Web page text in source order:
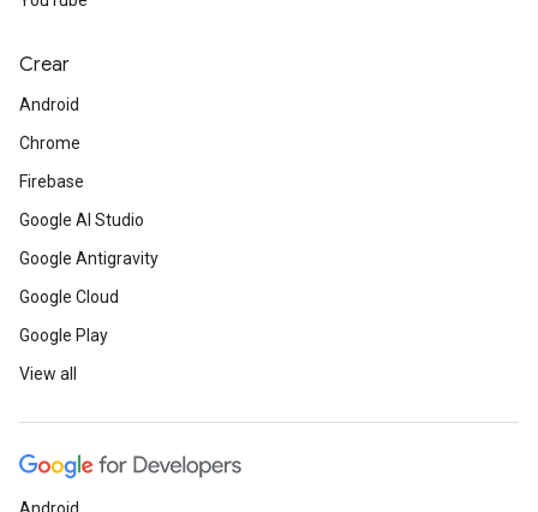
Crear
Android
Chrome
Firebase
Google AI Studio
Google Antigravity
Google Cloud
Google Play
View all